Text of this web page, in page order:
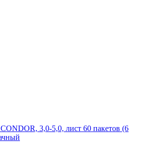
3,0-5,0, лист 60 пакетов (6